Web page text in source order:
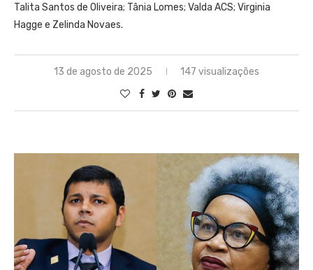
Talita Santos de Oliveira; Tânia Lomes; Valda ACS; Virginia
Hagge e Zelinda Novaes.
13 de agosto de 2025 147 visualizações